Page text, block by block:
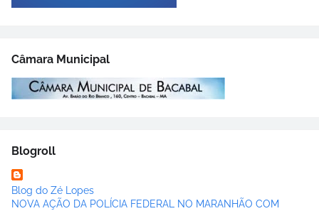
Câmara Municipal
Blogroll
Blog do Zé Lopes
NOVA AÇÃO DA POLÍCIA FEDERAL NO MARANHÃO COM